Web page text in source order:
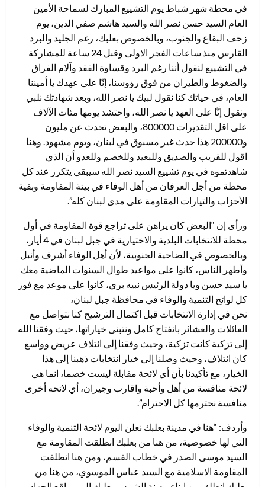
في محطة شهر شباط يوم التشييع المبارك لسماحة الأمين
العام السيد حسن نصر الله والسيد هاشم صفي الدين، يوم
زحف البقاع والجنوب، وبالخصوص بعلبك، رغم الجليد والبرد
القارس منذ ساعات الفجر الاولى وقبل 24 ساعة للمشاركة
في التشييع لنقول أننا رغم البرد وقساوة الفقد وآلام الفراق
والضغوط والطيران من فوق رؤوسنا، إنّا على عهدك يا أميننا
العام، في حياتك كنا نقول لبيك يا نصر الله، وبعد شهادتك نلبي
ونقول إنَّا على العهد يا نصر الله، واحتشد يومها مئات الآلاف
على اقل التقديرات 800000، والبعض تحدث عن مليون
و200000 هذا حدث غير مسبوق في لبنان، ويوم مشهود. وهنا
اقول للقريب والصديق وللبعيد وللخصم وللعدو أن الذي
شاهدتموه في يوم تشييع السيد نصر الله سيبقى يتكرر عند كل
محطة من أجل العرفان من أهل الوفاء في بيئة المقاومة وبقية
الأحزاب والتيارات المقاومة على مدى لبنان كله”.
ورأى إن “البعض كان يراهن على تراجع قوة المقاومة في أول
محطة للانتخابات البلدية والاختيارية في جبل لبنان في 4 أيار،
وبالخصوص في الضاحية الجنوبية، لأن أهل الوفاء أشرف وأنبل
وأطهر الناس، كانوا على مواعيد طوال السنوات الماضية معك
يا سيد حسن ويا دولة الرئيس نبيه بري، كانوا على موعد مع فوز
كل لوائح التنمية والوفاء في محافظة جبل لبنان،
نحن في إدارة الانتخابات قبل اكتمال الترشيح كنا نتواصل مع
العائلات والعشائر بانفتاح كامل ونتبنى خياراتها، حيث وفقنا الله
إلى تزكية كانت تزكية، وحيث وفقنا إلى ائتلاف عريض وواسع
كان ائتلاف، وحيث وصلنا إلى خيار انتخابات ذهبنا إلى هذا
الخيار، مع تأكيدنا بأن أي لائحة مقابلة ليست خصما، انما هي
لائحة منافسة من أهل وأحبة واقارب وجيران، أي لائحه أخرى
منافسة نحترمها كل الاحترام”.
وأردف: “هنا في مدينة بعلبك نعلن اليوم لائحة التنمية والوفاء
التي لها خصوصية، من هنا من بعلبك انطلقت المقاومة مع
السيد موسى الصدر في خطاب القسم، ومن هنا انطلقت
المقاومة الاسلامية مع السيد عباس الموسوي، من هنا من